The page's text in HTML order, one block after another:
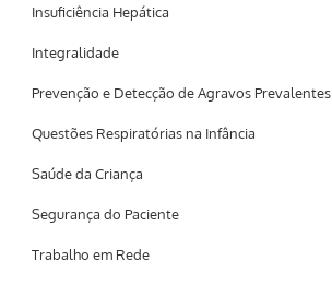
Insuficiência Hepática
Integralidade
Prevenção e Detecção de Agravos Prevalentes
Questões Respiratórias na Infância
Saúde da Criança
Segurança do Paciente
Trabalho em Rede